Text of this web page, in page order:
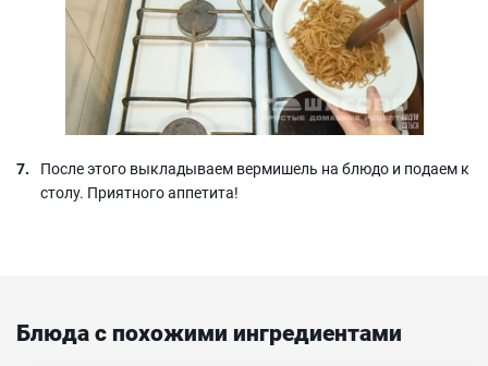
После этого выкладываем вермишель на блюдо и подаем к
столу. Приятного аппетита!
Блюда с похожими ингредиентами